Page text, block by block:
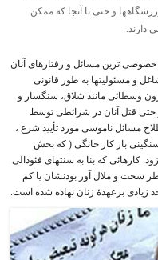
و حتی تا آنجا که ممکن
دارند.
خصوصی ترین مسائل و رفتارهای آنان
و مسئولیتها به طور قانونی
وسطائی مانند شلاق، سنگسار و
حتی قتل آنان در شرائطی توسط
مسائل ناموسی مورد تأیید شرع ،
بار کار خانگی ( که بخش
کارهائی که بنا به سنتهای فئودالی
سخت و ملال آور بودنشان یا کم
برعهدۀ زنان نهاده شده است.